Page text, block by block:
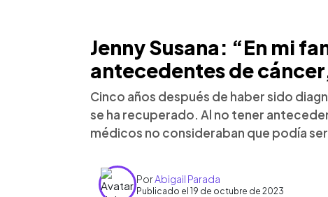
Jenny Susana: “En mi
antecedentes de
Cinco años después de haber sido
se ha recuperado. Al no tener
médicos no consideraban que podía
PorAbigail Parada
Publicado el 19 de octubre de 2023